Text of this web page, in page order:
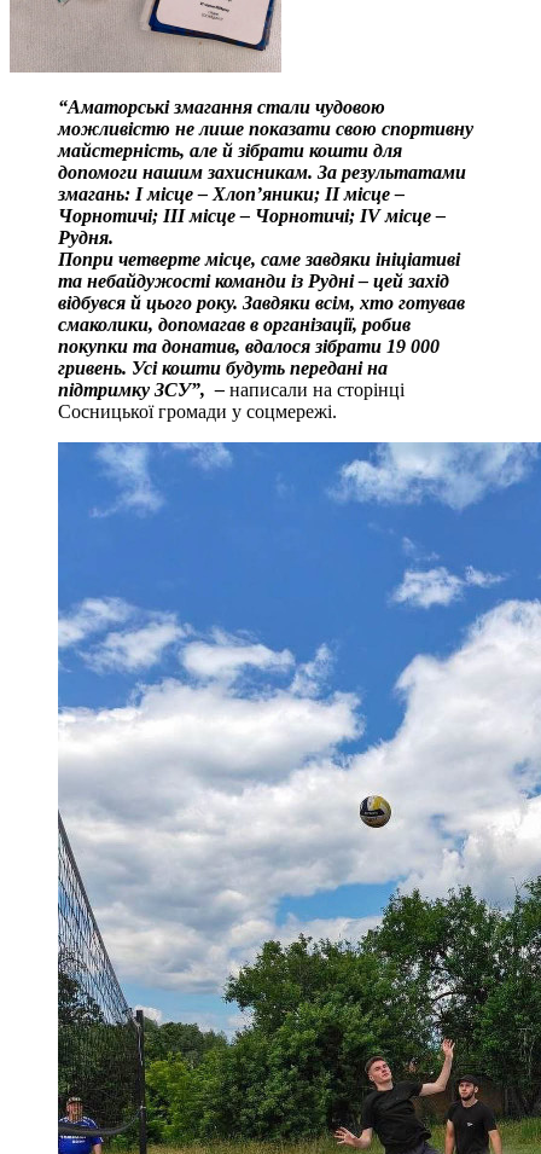
“Аматорські змагання стали чудовою
можливістю не лише показати свою спортивну
майстерність, але й зібрати кошти для
допомоги нашим захисникам. За результатами
змагань: І місце – Хлоп’яники; ІІ місце –
Чорнотичі; ІІІ місце – Чорнотичі; IV місце –
Рудня.
Попри четверте місце, саме завдяки ініціативі
та небайдужості команди із Рудні – цей захід
відбувся й цього року. Завдяки всім, хто готував
смаколики, допомагав в організації, робив
покупки та донатив, вдалося зібрати 19 000
гривень. Усі кошти будуть передані на
підтримку ЗСУ”, – написали на сторінці
Сосницької громади у соцмережі.